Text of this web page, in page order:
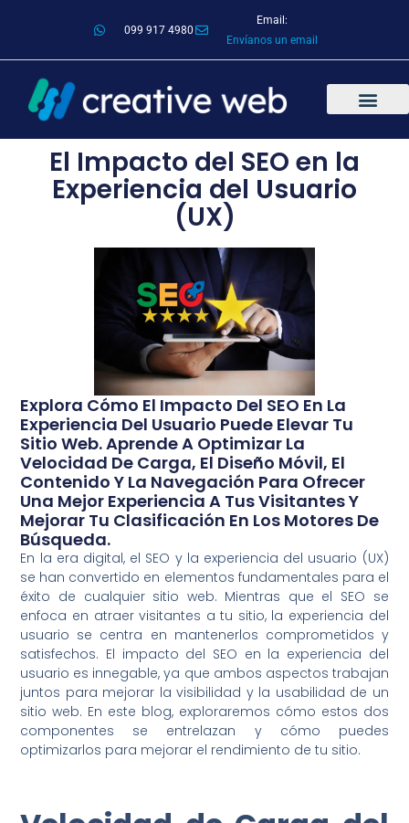
099 917 4980
Email:
Envíanos un email
El Impacto del SEO en la
Experiencia del Usuario
(UX)
Explora Cómo El Impacto Del SEO En La
Experiencia Del Usuario Puede Elevar Tu
Sitio Web. Aprende A Optimizar La
Velocidad De Carga, El Diseño Móvil, El
Contenido Y La Navegación Para Ofrecer
Una Mejor Experiencia A Tus Visitantes Y
Mejorar Tu Clasificación En Los Motores De
Búsqueda.
En la era digital, el SEO y la experiencia del usuario (UX)
se han convertido en elementos fundamentales para el
éxito de cualquier sitio web. Mientras que el SEO se
enfoca en atraer visitantes a tu sitio, la experiencia del
usuario se centra en mantenerlos comprometidos y
satisfechos. El impacto del SEO en la experiencia del
usuario es innegable, ya que ambos aspectos trabajan
juntos para mejorar la visibilidad y la usabilidad de un
sitio web. En este blog, exploraremos cómo estos dos
componentes se entrelazan y cómo puedes
optimizarlos para mejorar el rendimiento de tu sitio.